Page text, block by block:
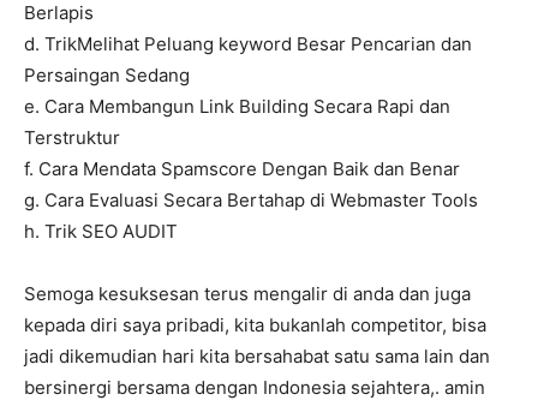
Berlapis
d. TrikMelihat Peluang keyword Besar Pencarian dan
Persaingan Sedang
e. Cara Membangun Link Building Secara Rapi dan
Terstruktur
f. Cara Mendata Spamscore Dengan Baik dan Benar
g. Cara Evaluasi Secara Bertahap di Webmaster Tools
h. Trik SEO AUDIT
Semoga kesuksesan terus mengalir di anda dan juga
kepada diri saya pribadi, kita bukanlah competitor, bisa
jadi dikemudian hari kita bersahabat satu sama lain dan
bersinergi bersama dengan Indonesia sejahtera,. amin